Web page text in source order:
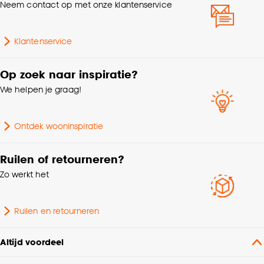
Goed om te weten is dat je deze keuze altijd nog
cookieverklaring
Snoerlengte
Garantietermijn
Neem contact op met onze klantenservice
Klantenservice
Op zoek naar inspiratie?
We helpen je graag!
Ontdek wooninspiratie
Ruilen of retourneren?
Zo werkt het
Ruilen en retourneren
Altijd voordeel